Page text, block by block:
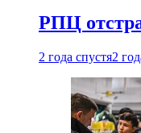
РПЦ
2 года спустя2